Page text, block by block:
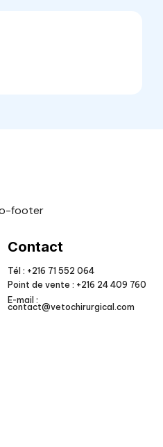
Contact
Tél : +216 71 552 064
Point de vente : +216 24 409 760
E-mail :
contact@vetochirurgical.com